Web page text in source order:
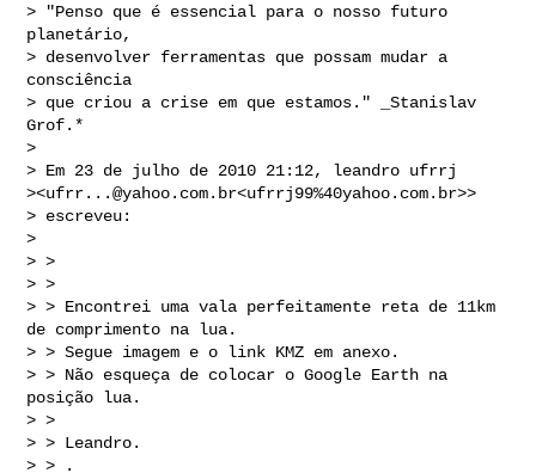
> "Penso que é essencial para o nosso futuro
planetário,
> desenvolver ferramentas que possam mudar a
consciência
> que criou a crise em que estamos." _Stanislav
Grof.*
>
> Em 23 de julho de 2010 21:12, leandro ufrrj
><ufrr...@yahoo.com.br<ufrrj99%40yahoo.com.br>>
> escreveu:
>
> >
> >
> > Encontrei uma vala perfeitamente reta de 11km
de comprimento na lua.
> > Segue imagem e o link KMZ em anexo.
> > Não esqueça de colocar o Google Earth na
posição lua.
> >
> > Leandro.
> > .